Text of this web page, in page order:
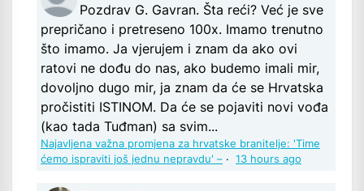
Pozdrav G. Gavran. Šta reći? Već je sve
prepričano i pretreseno 100x. Imamo trenutno
što imamo. Ja vjerujem i znam da ako ovi
ratovi ne dođu do nas, ako budemo imali mir,
dovoljno dugo mir, ja znam da će se Hrvatska
pročistiti ISTINOM. Da će se pojaviti novi vođa
(kao tada Tuđman) sa svim...
Najavljena važna promjena za hrvatske branitelje: 'Time
ćemo ispraviti još jednu nepravdu' – · 13 hours ago